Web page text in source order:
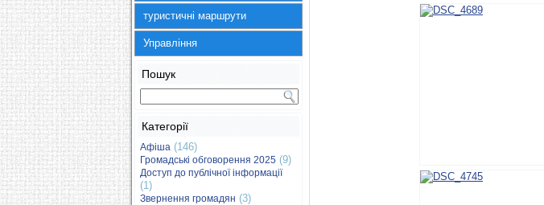
туристичні маршрути
Управління
Пошук
Категорії
Афіша (146)
Громадські обговорення 2025 (9)
Доступ до публічної інформації
(1)
Звернення громадян (3)